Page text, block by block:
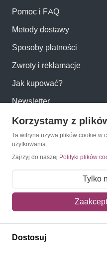
Pomoc i FAQ
Metody dostawy
Sposoby płatności
Zwroty i reklamacje
Jak kupować?
Newsletter
Konto
Moje konto
Mój koszyk
Adres dostawy
Polecamy
Korzystamy z
Ta witryna używa plików cookie w
użytkowania.
Zajrzyj do naszej Polityki plików
Tylko
Dostosuj